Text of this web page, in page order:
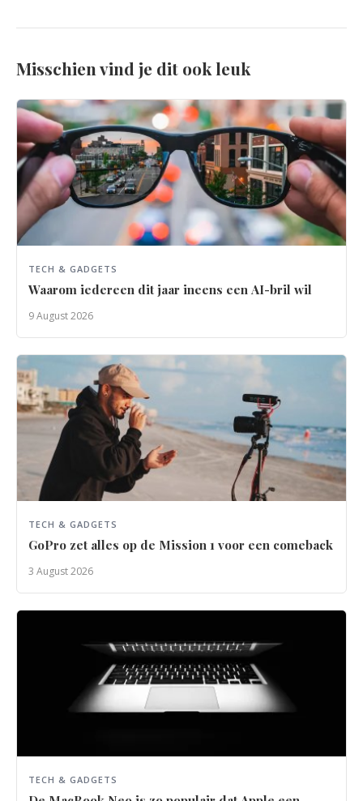
Misschien vind je dit ook leuk
TECH & GADGETS
Waarom iedereen dit jaar ineens een AI-bril wil
9 August 2026
TECH & GADGETS
GoPro zet alles op de Mission 1 voor een comeback
3 August 2026
TECH & GADGETS